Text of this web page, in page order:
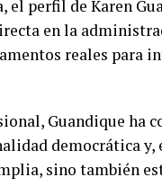
el perfil de Karen
en la
reales para
Guandique ha
democrática y,
sino también